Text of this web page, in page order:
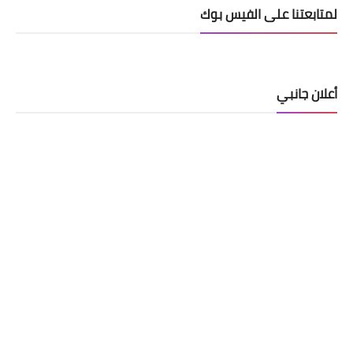
لمتابعتنا على الفيس بوك
أعلان جانبي